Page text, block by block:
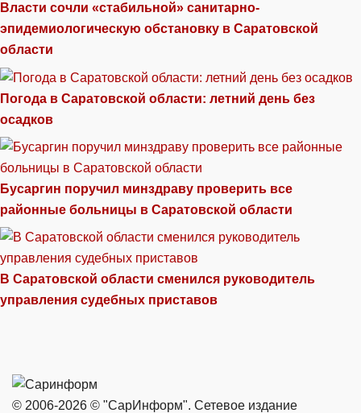
Власти сочли «стабильной» санитарно-
эпидемиологическую обстановку в Саратовской
области
Погода в Саратовской области: летний день без
осадков
Бусаргин поручил минздраву проверить все
районные больницы в Саратовской области
В Саратовской области сменился руководитель
управления судебных приставов
© 2006-2026 © "СарИнформ". Сетевое издание